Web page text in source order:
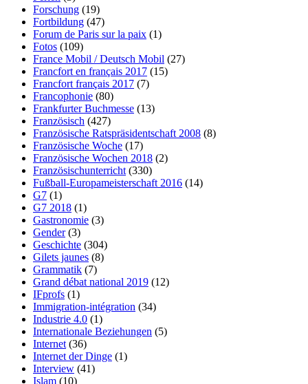
Forschung (19)
Fortbildung (47)
Forum de Paris sur la paix (1)
Fotos (109)
France Mobil / Deutsch Mobil (27)
Francfort en français 2017 (15)
Francfort français 2017 (7)
Francophonie (80)
Frankfurter Buchmesse (13)
Französisch (427)
Französische Ratspräsidentschaft 2008 (8)
Französische Woche (17)
Französische Wochen 2018 (2)
Französischunterricht (330)
Fußball-Europameisterschaft 2016 (14)
G7 (1)
G7 2018 (1)
Gastronomie (3)
Gender(3)
Geschichte (304)
Gilets jaunes (8)
Grammatik (7)
Grand débat national 2019 (12)
IFprofs (1)
Immigration-intégration (34)
Industrie 4.0 (1)
Internationale Beziehungen (5)
Internet (36)
Internet der Dinge (1)
Interview (41)
Islam (10)